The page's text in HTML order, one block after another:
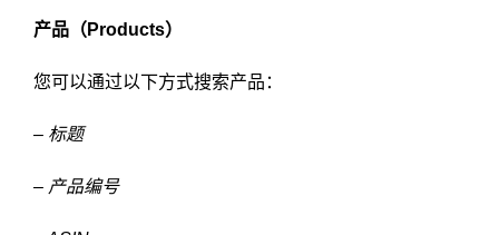
产品（Products）
您可以通过以下方式搜索产品：
– 标题
– 产品编号